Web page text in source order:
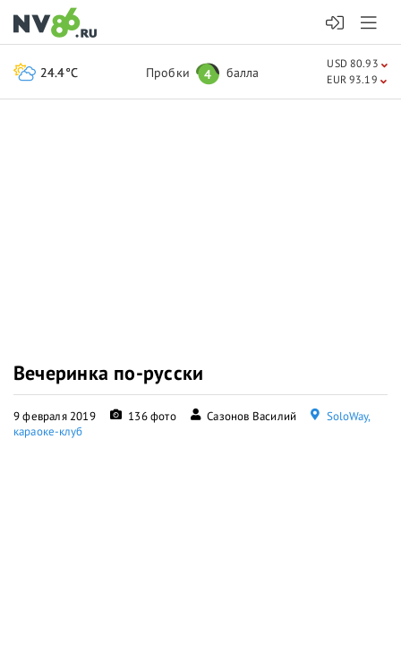
Вечеринка по-русски
9 февраля 2019 136 фото Сазонов Василий
SoloWay,
караоке-клуб
24.4°C Пробки 4 балла
USD 80.93
EUR 93.19